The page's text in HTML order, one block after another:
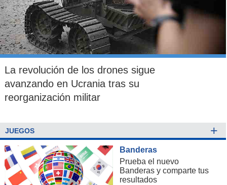
La revolución de los drones sigue
avanzando en Ucrania tras su
reorganización militar
JUEGOS +
Banderas
Prueba el nuevo
Banderas y comparte tus
resultados